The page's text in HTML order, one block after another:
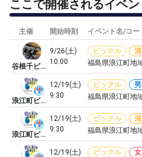
ここで開催されるイベ
主催 開始時刻 イベント名/コー
谷根千ピックルボールクラブ よっち
9/26(土)
10:00
ピックル
福島県浪江町地
浪江町ピックルボール協会
12/19(土)
9:30
ピックル
福島県浪江町地
浪江町ピックルボール協会
12/19(土)
9:30
ピックル
福島県浪江町地
12/19(土)
ピックル